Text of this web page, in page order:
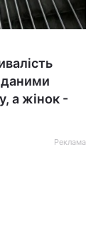
даними
а жінок -
Реклама